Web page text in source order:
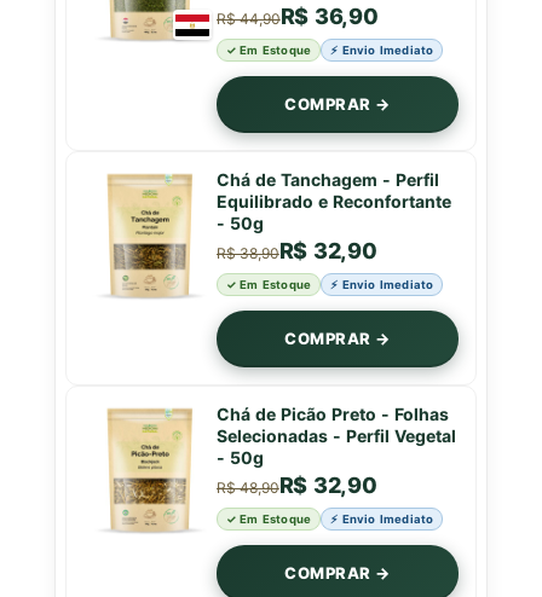
R$ 44,90R$ 36,90
✓ Em Estoque ⚡ Envio Imediato
COMPRAR →
Chá de Tanchagem - Perfil
Equilibrado e Reconfortante
- 50g
R$ 38,90R$ 32,90
✓ Em Estoque ⚡ Envio Imediato
COMPRAR →
Chá de Picão Preto - Folhas
Selecionadas - Perfil Vegetal
- 50g
R$ 48,90R$ 32,90
✓ Em Estoque ⚡ Envio Imediato
COMPRAR →